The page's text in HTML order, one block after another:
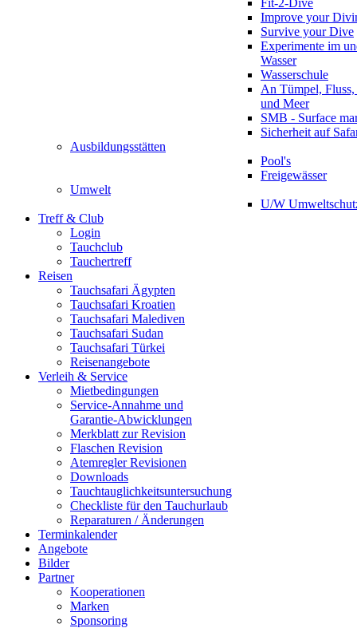
Fit-2-Dive
Improve your
Survive your Dive
Experimente im
Wasser
Wasserschule
An Tümpel,
und Meer
SMB - Surface
Sicherheit auf
Ausbildungsstätten
Pool's
Freigewässer
Umwelt
U/W
Treff & Club
Login
Tauchclub
Tauchertreff
Reisen
Tauchsafari Ägypten
Tauchsafari Kroatien
Tauchsafari Malediven
Tauchsafari Sudan
Tauchsafari Türkei
Reisenangebote
Verleih & Service
Mietbedingungen
Service-Annahme und
Garantie-Abwicklungen
Merkblatt zur Revision
Flaschen Revision
Atemregler Revisionen
Downloads
Tauchtauglichkeitsuntersuchung
Checkliste für den Tauchurlaub
Reparaturen / Änderungen
Terminkalender
Angebote
Bilder
Partner
Kooperationen
Marken
Sponsoring